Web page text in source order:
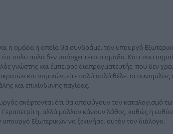
η ομάδα η οποία θα συνδράμει τον υπουργό
πολύ απλά δεν υπάρχει τέτοια ομάδα. Κάτι που
γνώστης και έμπειρος διαπραγματευτής, που δεν
και νομικών, είτε πολύ απλά θέλει οι συνομιλίες
και επικίνδυνης παγίδας.
σκέφτονται ότι θα αποφύγουν τον καταλογισμό
αλλά μάλλον κάνουν λάθος, καθώς η
Εξωτερικών να ξεκινήσει αυτόν τον διάλογο.